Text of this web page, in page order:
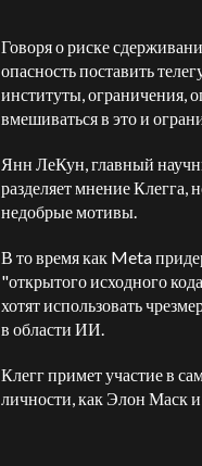
Говоря о риске
опасность поставить
институты, ограничения,
вмешиваться в это и
Янн ЛеКун, главный
разделяет мнение Клегга,
недобрые мотивы.
В то время как Meta
"открытого исходного
хотят использовать
в области ИИ.
Клегг примет участие в
личности, как Элон Маск